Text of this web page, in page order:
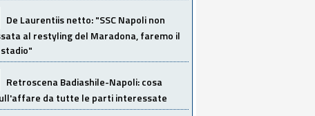
De Laurentiis netto: "SSC Napoli non
al restyling del Maradona, faremo il
Retroscena Badiashile-Napoli: cosa
da tutte le parti interessate